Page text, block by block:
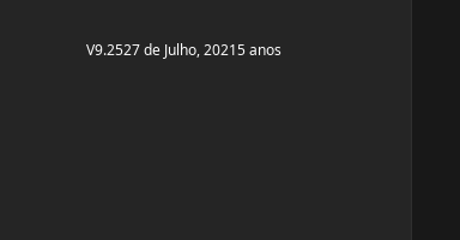
V9.2527 de Julho, 20215 anos